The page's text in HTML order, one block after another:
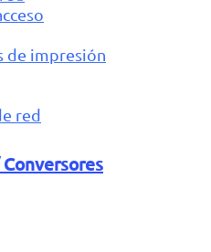
de impresión
red